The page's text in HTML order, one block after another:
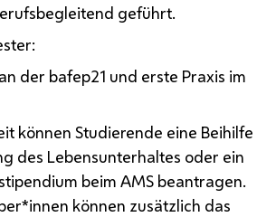
geführt.
der bafep21 und erste Praxis im
können Studierende eine Beihilfe
des Lebensunterhaltes oder ein
beim AMSbeantragen.
können zusätzlich das